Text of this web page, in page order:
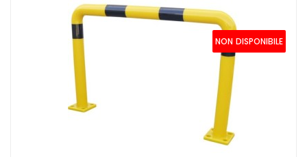
NON DISPONIBILE